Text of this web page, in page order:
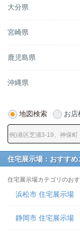
大分県
宮崎県
鹿児島県
沖縄県
地図検索 お店
住宅展示場：おすすめ
住宅展示場カテゴリのお
浜松市 住宅展示場
静岡市 住宅展示場